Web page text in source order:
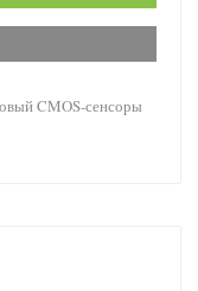
CMOS-сенсоры